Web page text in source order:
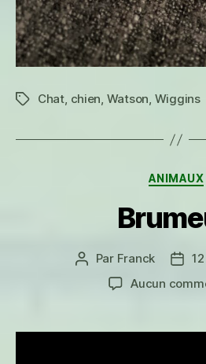
Étiquettes
Chat, chien, Watson, Wiggins
ANIMAUX
Auteur
l’article
Par Franck
Date
Aucun